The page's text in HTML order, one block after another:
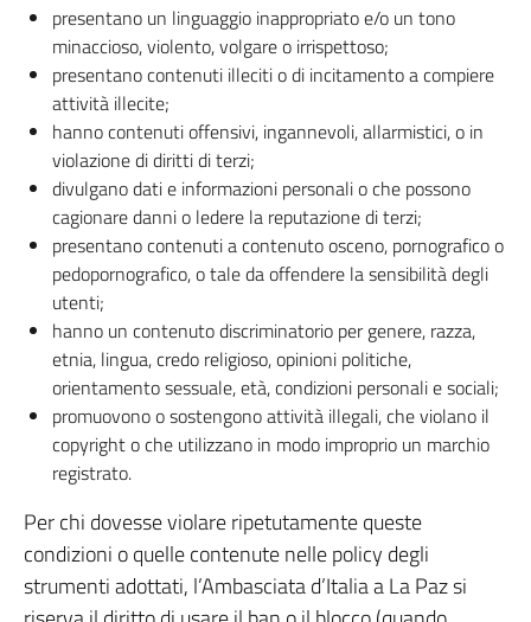
presentano un linguaggio inappropriato e/o un tono
minaccioso, violento, volgare o irrispettoso;
presentano contenuti illeciti o di incitamento a compiere
attività illecite;
hanno contenuti offensivi, ingannevoli, allarmistici, o in
violazione di diritti di terzi;
divulgano dati e informazioni personali o che possono
cagionare danni o ledere la reputazione di terzi;
presentano contenuti a contenuto osceno, pornografico o
pedopornografico, o tale da offendere la sensibilità degli
utenti;
hanno un contenuto discriminatorio per genere, razza,
etnia, lingua, credo religioso, opinioni politiche,
orientamento sessuale, età, condizioni personali e sociali;
promuovono o sostengono attività illegali, che violano il
copyright o che utilizzano in modo improprio un marchio
registrato.
Per chi dovesse violare ripetutamente queste
condizioni o quelle contenute nelle policy degli
strumenti adottati, l’Ambasciata d’Italia a La Paz si